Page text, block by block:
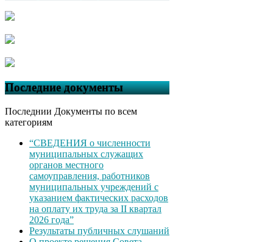
Последние документы
Последнии Документы по всем
категориям
“СВЕДЕНИЯ о численности
муниципальных служащих
органов местного
самоуправления, работников
муниципальных учреждений с
указанием фактических расходов
на оплату их труда за II квартал
2026 года”
Результаты публичных слушаний